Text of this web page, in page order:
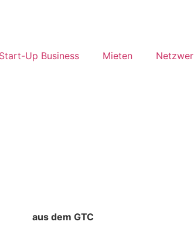
Start-Up Business
Mieten
aus dem GTC